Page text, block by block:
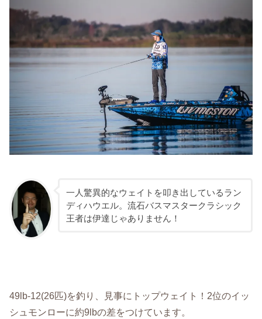
一人驚異的なウェイトを叩き出しているラン
ディハウエル。流石バスマスタークラシック
王者は伊達じゃありません！
49lb-12(26匹)を釣り、見事にトップウェイト！2位のイッ
シュモンローに約9lbの差をつけています。